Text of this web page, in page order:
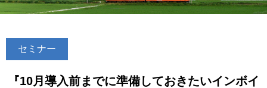
セミナー
『10月導入前までに準備しておきたいインボイ